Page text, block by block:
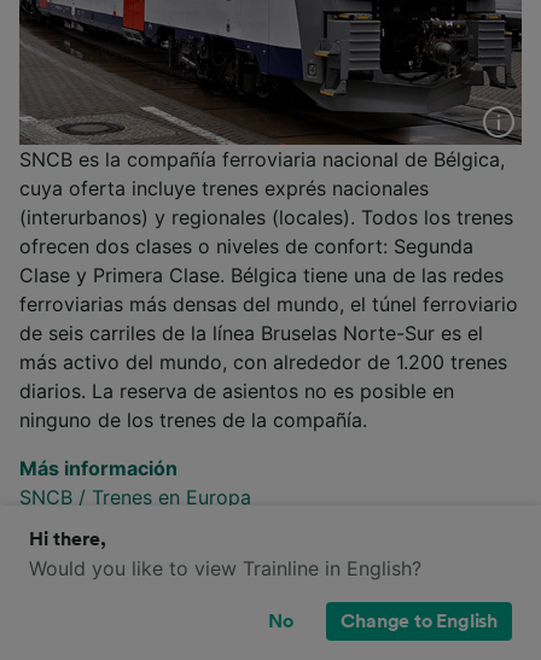
SNCB es la compañía ferroviaria nacional de Bélgica,
cuya oferta incluye trenes exprés nacionales
(interurbanos) y regionales (locales). Todos los trenes
ofrecen dos clases o niveles de confort: Segunda
Clase y Primera Clase. Bélgica tiene una de las redes
ferroviarias más densas del mundo, el túnel ferroviario
de seis carriles de la línea Bruselas Norte-Sur es el
más activo del mundo, con alrededor de 1.200 trenes
diarios. La reserva de asientos no es posible en
ninguno de los trenes de la compañía.
Más información
SNCB / Trenes en Europa
¿Qué clases de billetes hay en SNCB
para ir de Aalst a Amberes?
Hi there,
Would you like to view Trainline in English?
No Change to English